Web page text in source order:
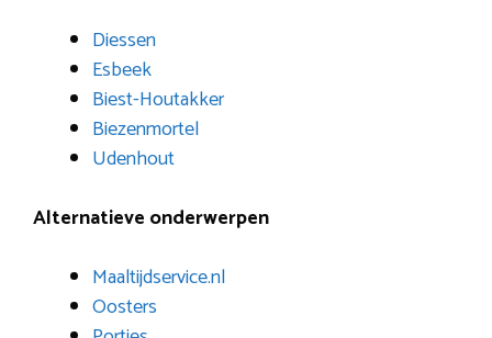
Diessen
Esbeek
Biest-Houtakker
Biezenmortel
Udenhout
Alternatieve onderwerpen
Maaltijdservice.nl
Oosters